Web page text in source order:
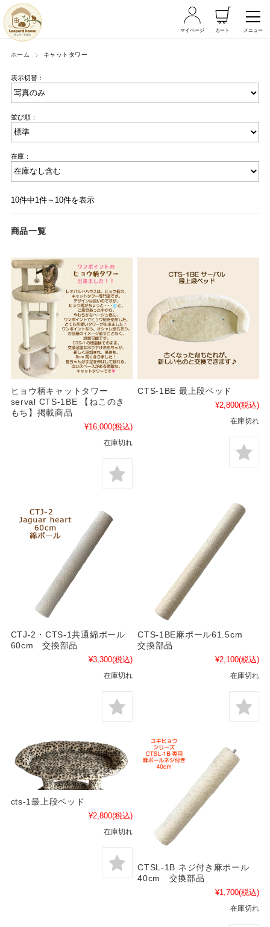
メニュー
マイページ カート
ホーム キャットタワー
表示切替：
並び順：
在庫：
10件中1件～10件を表示
商品一覧
ヒョウ柄キャットタワー
serval CTS-1BE 【ねこのき
もち】掲載商品
¥16,000(税込)
在庫切れ
CTS-1BE 最上段ベッド
¥2,800(税込)
在庫切れ
CTJ-2・CTS-1共通綿ポール
60cm 交換部品
¥3,300(税込)
在庫切れ
CTS-1BE麻ポール61.5cm
交換部品
¥2,100(税込)
在庫切れ
cts-1最上段ベッド
¥2,800(税込)
在庫切れ
CTSL-1B ネジ付き麻ポール
40cm 交換部品
¥1,700(税込)
在庫切れ